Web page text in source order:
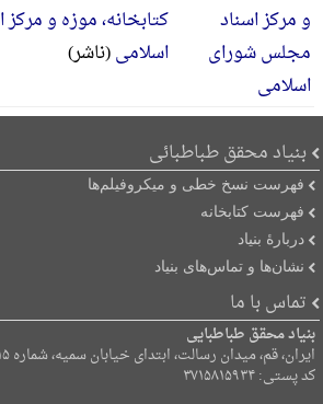
کتابخانه، موزه و
اسلامی(ناشر)
بنیاد محقق طباطبائی
فهرست نسخ خطی و میکروفیلم‌ها
فهرست کتابخانه
دربارۀ بنیاد
نشان‌ها و تماس‌های بنیاد
تماس با ما
بنیاد محقق طباطبایی
ایران، قم، میدان رسالت، ابتدای خیابان سمیه، شماره ۱۵.
کد پستی: ۳۷۱۵۸۱۵۹۳۴